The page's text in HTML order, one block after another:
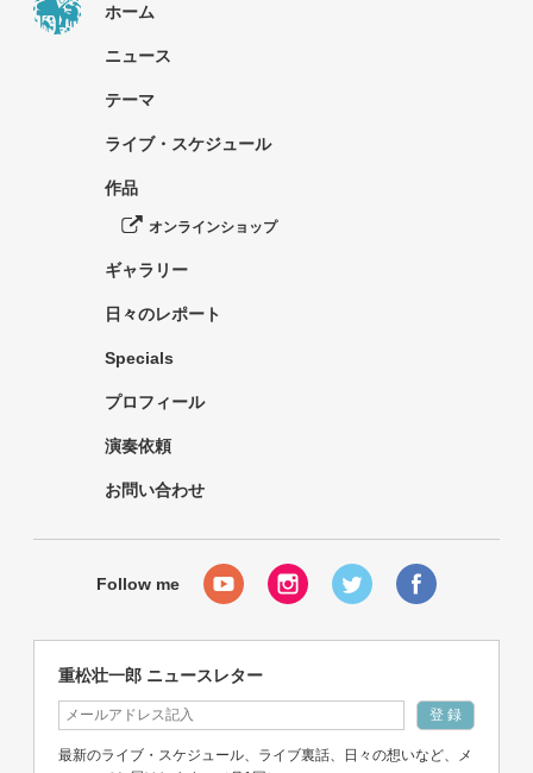
ホーム
ニュース
テーマ
ライブ・スケジュール
作品
オンラインショップ
ギャラリー
日々のレポート
Specials
プロフィール
演奏依頼
お問い合わせ
重松壮一郎 ニュースレター
最新のライブ・スケジュール、ライブ裏話、日々の想いなど、メ